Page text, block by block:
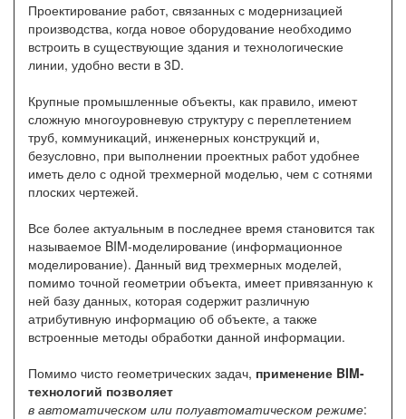
Проектирование работ, связанных с модернизацией
производства, когда новое оборудование необходимо
встроить в существующие здания и технологические
линии, удобно вести в 3D.
Крупные промышленные объекты, как правило, имеют
сложную многоуровневую структуру с переплетением
труб, коммуникаций, инженерных конструкций и,
безусловно, при выполнении проектных работ удобнее
иметь дело с одной трехмерной моделью, чем с сотнями
плоских чертежей.
Все более актуальным в последнее время становится так
называемое BIM-моделирование (информационное
моделирование). Данный вид трехмерных моделей,
помимо точной геометрии объекта, имеет привязанную к
ней базу данных, которая содержит различную
атрибутивную информацию об объекте, а также
встроенные методы обработки данной информации.
Помимо чисто геометрических задач, применение BIM-
технологий позволяет
в автоматическом или полуавтоматическом режиме: